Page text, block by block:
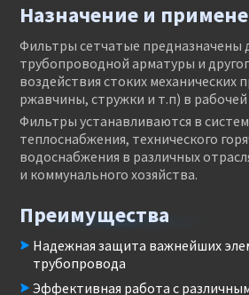
Назначение и
Фильтры сетчатые предназначены
трубопроводной арматуры и
воздействия стоких механических
ржавчины, стружки и т.п) в рабочей
Фильтры устанавливаются в
теплоснабжения, технического
водоснабжения в различных
и коммунального хозяйства.
Преимущества
Надежная защита важнейших
трубопровода
Эффективная работа с